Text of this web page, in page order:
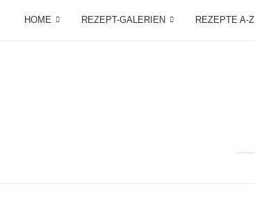
HOME REZEPT-GALERIEN REZEPTE A-Z